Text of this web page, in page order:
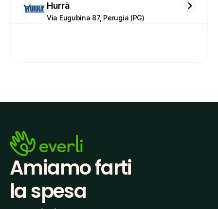
Hurrà
Via Eugubina 87, Perugia (PG)
Amiamo farti
la spesa